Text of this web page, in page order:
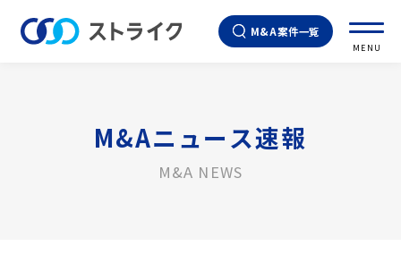
M&A案件一覧
MENU
M&Aニュース速報
M&A NEWS